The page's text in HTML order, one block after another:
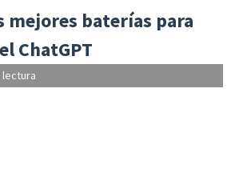
mejores baterías para
ChatGPT
lectura